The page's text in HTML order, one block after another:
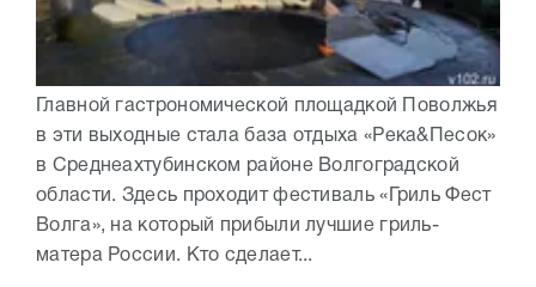
Главной гастрономической площадкой Поволжья
в эти выходные стала база отдыха «Река&Песок»
в Среднеахтубинском районе Волгоградской
области. Здесь проходит фестиваль «Гриль Фест
Волга», на который прибыли лучшие гриль-
матера России. Кто сделает...